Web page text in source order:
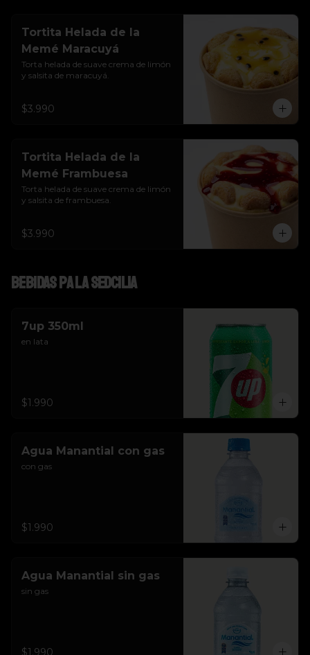
Tortita Helada de la
Memé Maracuyá
Torta helada de suave crema de limón
y salsita de maracuyá.
$3.990
Tortita Helada de la
Memé Frambuesa
Torta helada de suave crema de limón
y salsita de frambuesa.
$3.990
Bebidas pa la SEDcilia
7up 350ml
en lata
$1.990
Agua Manantial con gas
con gas
$1.990
Agua Manantial sin gas
sin gas
$1.990